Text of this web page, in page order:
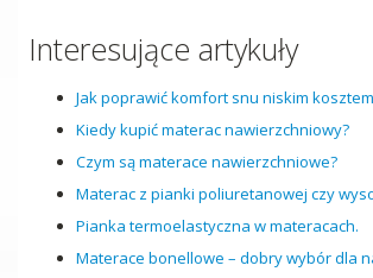
Interesujące artykuły
Jak poprawić komfort snu niskim
Kiedy kupić materac nawierzchniowy?
Czym są materace nawierzchniowe?
Materac z pianki poliuretanowej czy
Pianka termoelastyczna w materacach.
Materace bonellowe – dobry wybór dla